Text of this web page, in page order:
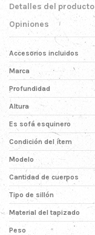
Detalles del producto
Opiniones
Accesorios incluidos
Marca
Profundidad
Altura
Es sofá esquinero
Condición del ítem
Modelo
Cantidad de cuerpos
Tipo de sillón
Material del tapizado
Peso